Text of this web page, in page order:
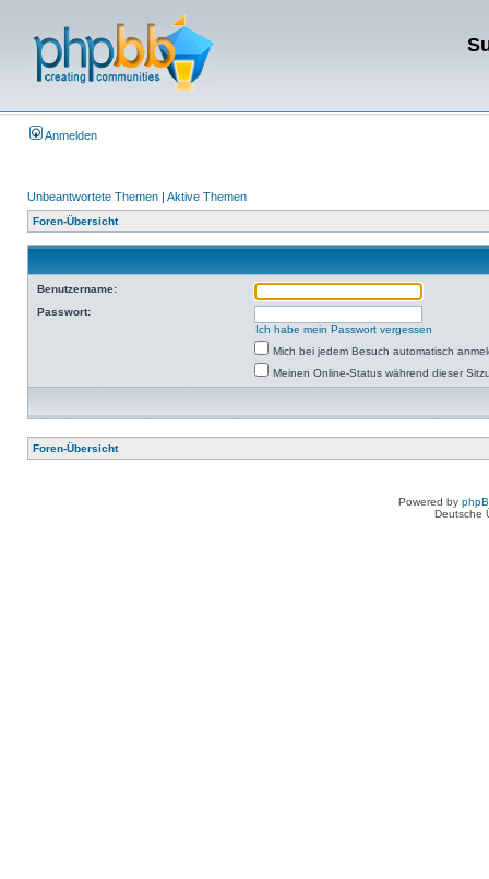
Anmelden
Unbeantwortete Themen | Aktive Themen
Foren-Übersicht
Benutzername:
Passwort:
Ich habe mein Passwort vergessen
Mich bei jedem Besuch automatisch
Meinen Online-Status während dieser
Foren-Übersicht
Powered by
Deutsche